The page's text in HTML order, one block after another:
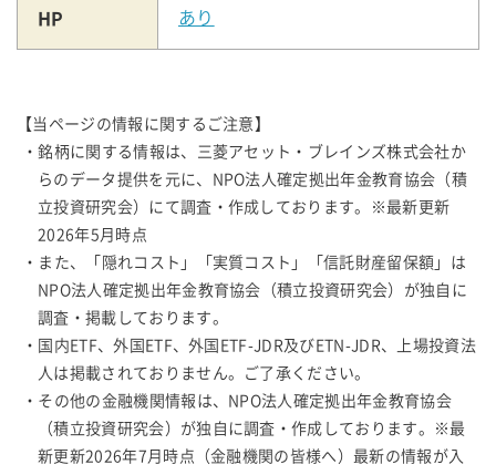
HP あり
【当ページの情報に関するご注意】
・銘柄に関する情報は、三菱アセット・ブレインズ株式会社か
らのデータ提供を元に、NPO法人確定拠出年金教育協会（積
立投資研究会）にて調査・作成しております。※最新更新
2026年5月時点
・また、「隠れコスト」「実質コスト」「信託財産留保額」は
NPO法人確定拠出年金教育協会（積立投資研究会）が独自に
調査・掲載しております。
・国内ETF、外国ETF、外国ETF-JDR及びETN-JDR、上場投資法
人は掲載されておりません。ご了承ください。
・その他の金融機関情報は、NPO法人確定拠出年金教育協会
（積立投資研究会）が独自に調査・作成しております。※最
新更新2026年7月時点（金融機関の皆様へ）最新の情報が入